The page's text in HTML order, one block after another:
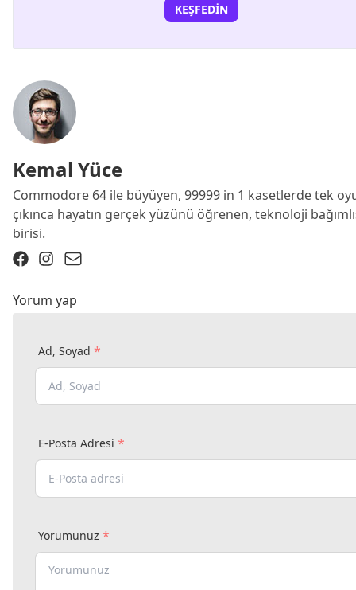
KEŞFEDIN
Kemal Yüce
Commodore 64 ile büyüyen, 99999 in 1 kasetlerde tek
çıkınca hayatın gerçek yüzünü öğrenen, teknoloji
birisi.
Yorum yap
Ad, Soyad *
E-Posta Adresi *
Yorumunuz *